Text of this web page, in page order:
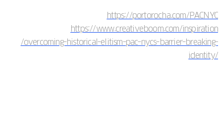
https://portorocha.com/PACNYC
https://www.creativeboom.com/inspiration
/overcoming-historical-elitism-pac-nycs-barrier-breaking-
identity/